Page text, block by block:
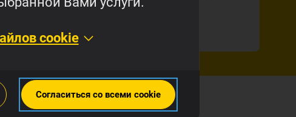
cookie
Согласиться со всеми cookie
день виси на телефоне.
Просмотри прейскурант